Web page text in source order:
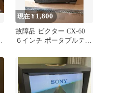
現在 ¥ 1,800
故障品 ビクター CX-60
６インチ ポータブルテレ